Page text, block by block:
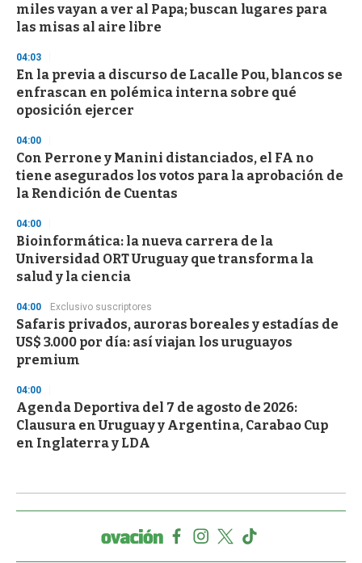
miles vayan a ver al Papa; buscan lugares para
las misas al aire libre
04:03
En la previa a discurso de Lacalle Pou, blancos se
enfrascan en polémica interna sobre qué
oposición ejercer
04:00
Con Perrone y Manini distanciados, el FA no
tiene asegurados los votos para la aprobación de
la Rendición de Cuentas
04:00
Bioinformática: la nueva carrera de la
Universidad ORT Uruguay que transforma la
salud y la ciencia
04:00 Exclusivo suscriptores
Safaris privados, auroras boreales y estadías de
US$ 3.000 por día: así viajan los uruguayos
premium
04:00
Agenda Deportiva del 7 de agosto de 2026:
Clausura en Uruguay y Argentina, Carabao Cup
en Inglaterra y LDA